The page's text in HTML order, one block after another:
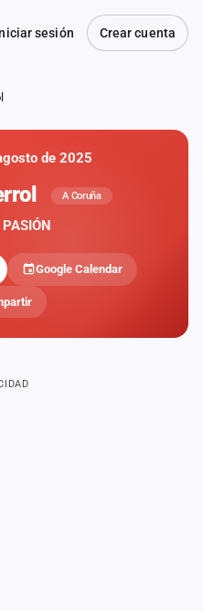
sesión Crear cuenta
de 2025
A Coruña
Google Calendar